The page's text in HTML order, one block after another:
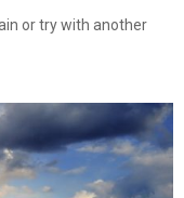
or try with another